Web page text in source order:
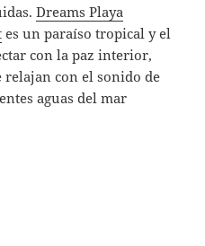
Dreams Playa
es un paraíso tropical y el
con la paz interior,
relajan con el sonido de
aguas del mar